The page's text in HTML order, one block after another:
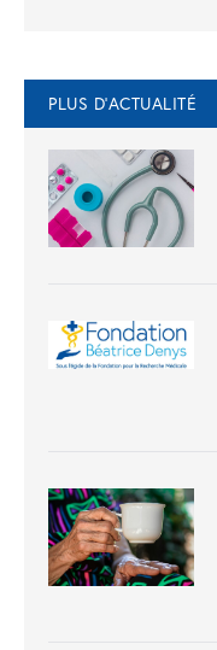
PLUS D'ACTUALITÉ